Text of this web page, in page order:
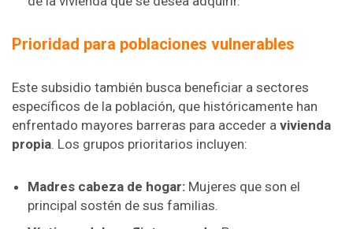
Prioridad para poblaciones vulnerables
Este subsidio también busca beneficiar a sectores
específicos de la población, que históricamente han
enfrentado mayores barreras para acceder a vivienda
propia. Los grupos prioritarios incluyen:
Madres cabeza de hogar: Mujeres que son el
principal sostén de sus familias.